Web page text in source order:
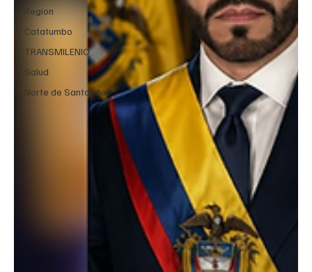
Region
Catatumbo
TRANSMILENIO
Salud
Norte de Santander